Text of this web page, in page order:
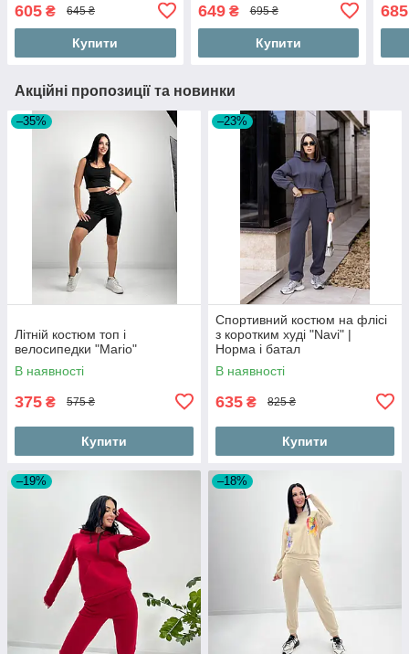
605 ₴ 645 ₴
Купити
649₴ 695 ₴
Купити
685
Акційні пропозиції та новинки
–35%
Літній костюм топ і
велосипедки "Mario"
В наявності
375 ₴ 575 ₴
Купити
–23%
Спортивний костюм на флісі
з коротким худі "Navi" |
Норма і батал
В наявності
635 ₴ 825 ₴
Купити
–19% –18%